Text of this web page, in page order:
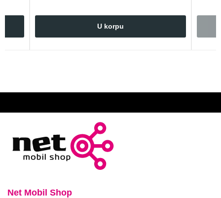
U korpu
Net Mobil Shop